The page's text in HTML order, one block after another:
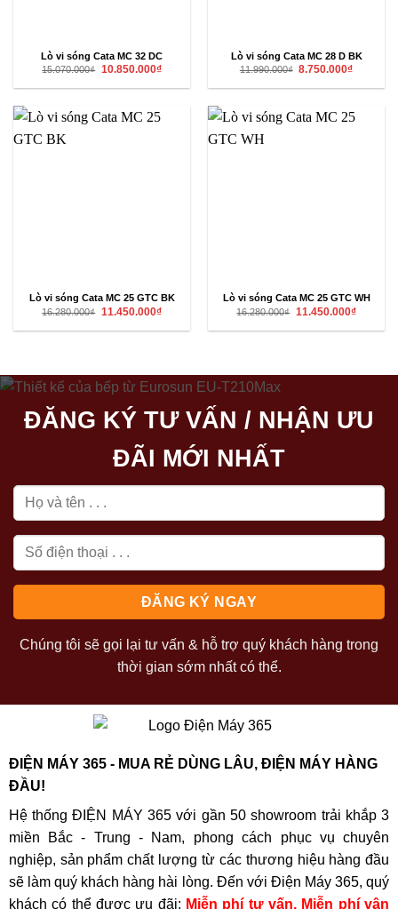
Lò vi sóng Cata MC 32 DC
15.070.000₫ Giá
là:
10.850.000₫Giá
tại
10.850.000₫.
Lò vi sóng Cata MC 28 D BK
11.990.000₫ Giá
là:
8.750.000₫Giá
tại
Lò vi sóng Cata MC 25 GTC BK
16.280.000₫ Giá
là:
11.450.000₫Giá
tại
Lò vi sóng Cata MC 25 GTC WH
16.280.000₫ Giá
là:
11.450.000₫Giá
tại
ĐĂNG KÝ TƯ VẤN / NHẬN ƯU
ĐÃI MỚI NHẤT
Chúng tôi sẽ gọi lại tư vấn & hỗ trợ quý khách hàng trong
thời gian sớm nhất có thể.
ĐIỆN MÁY 365 - MUA RẺ DÙNG LÂU, ĐIỆN MÁY HÀNG
ĐẦU!
Hệ thống ĐIỆN MÁY 365 với gần 50 showroom trải khắp 3
miền Bắc - Trung - Nam, phong cách phục vụ chuyên
nghiệp, sản phẩm chất lượng từ các thương hiệu hàng đầu
sẽ làm quý khách hàng hài lòng. Đến với Điện Máy 365, quý
khách có thể được ưu đãi: Miễn phí tư vấn, Miễn phí vận